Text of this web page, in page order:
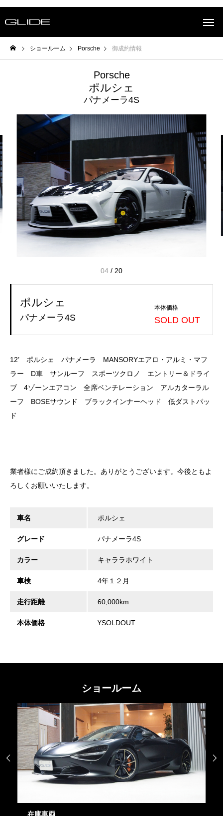
ショールーム Porsche 御成約情報
Porsche
ポルシェ
パナメーラ4S
04 / 20
ポルシェ
パナメーラ4S
本体価格
SOLD OUT
12’ ポルシェ パナメーラ MANSORYエアロ・アルミ・マフ
ラー D車 サンルーフ スポーツクロノ エントリー＆ドライ
ブ 4ゾーンエアコン 全席ベンチレーション アルカターラル
ーフ BOSEサウンド ブラックインナーヘッド 低ダストパッ
ド
業者様にご成約頂きました。ありがとうございます。今後ともよ
ろしくお願いいたします。
車名 ポルシェ
グレード パナメーラ4S
カラー キャララホワイト
車検 4年１２月
走行距離 60,000km
本体価格 ¥SOLDOUT
ショールーム
在庫車両
 